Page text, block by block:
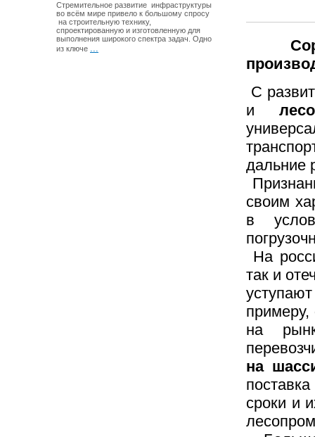
Стремительное развитие инфраструктуры
во всём мире привело к большому спросу
на строительную технику,
спроектированную и изготовленную для
выполнения широкого спектра задач. Одно
из ключе ...
С
и
дальние
своим
в
На
так и
примеру,
на
на
сроки и